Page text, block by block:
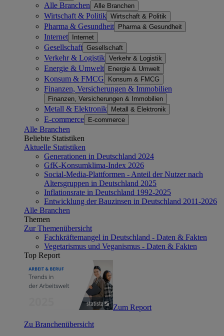
Alle Branchen Alle Branchen
Wirtschaft & Politik Wirtschaft & Politik
Pharma & Gesundheit Pharma & Gesundheit
Internet Internet
Gesellschaft Gesellschaft
Verkehr & Logistik Verkehr & Logistik
Energie & Umwelt Energie & Umwelt
Konsum & FMCG Konsum & FMCG
Finanzen, Versicherungen & Immobilien
Finanzen, Versicherungen & Immobilien
Metall & Elektronik Metall & Elektronik
E-commerce E-commerce
Alle Branchen
Beliebte Statistiken
Aktuelle Statistiken
Generationen in Deutschland 2024
GfK-Konsumklima-Index 2026
Social-Media-Plattformen - Anteil der Nutzer nach
Altersgruppen in Deutschland 2025
Inflationsrate in Deutschland 1992-2025
Entwicklung der Bauzinsen in Deutschland 2011-2026
Alle Branchen
Themen
Zur Themenübersicht
Fachkräftemangel in Deutschland - Daten & Fakten
Vegetarismus und Veganismus - Daten & Fakten
Top Report
Zum Report
Zu Branchenübersicht